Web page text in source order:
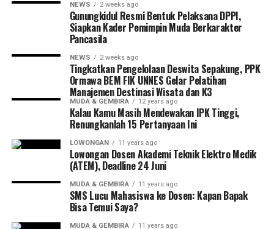
PR III juga mengatakan, “Di saat malam hari, carilah
daerah di pedesaan untuk menginap. Saya sarankan di
rumah lurah di desa itu sambil pada malam harinya
mengadakan acara dengan karang taruna desa tersebut.
Sehingga nanti kalian bisa mendapatkan kenangan
manis dan juga kenangan pahit, ada gembira ada susah.
Saya mohon jaga emosi kalian selama perjalanan sampai
tujuan hingga kembali lagi sampai di Unnes dengan
RELATED TOPICS: UNNES
NEWS 2 weeks ago
Gunungkidul Resmi Bentuk Pelaksana DPPI,
Siapkan Kader Pemimpin Muda Berkarakter
Pancasila
NEWS 2 weeks ago
Tingkatkan Pengelolaan Deswita Sepakung, PPK
Ormawa BEM FIK UNNES Gelar Pelatihan
Manajemen Destinasi Wisata dan K3
MUDA & GEMBIRA 12 years ago
Kalau Kamu Masih Mendewakan IPK Tinggi,
Renungkanlah 15 Pertanyaan Ini
LOWONGAN 11 years ago
Lowongan Dosen Akademi Teknik Elektro Medik
(ATEM), Deadline 24 Juni
MUDA & GEMBIRA 11 years ago
SMS Lucu Mahasiswa ke Dosen: Kapan Bapak
Bisa Temui Saya?
MUDA & GEMBIRA 11 years ago